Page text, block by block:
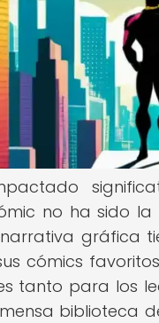
no ha sido
gráfica
cómics
tanto para los
biblioteca